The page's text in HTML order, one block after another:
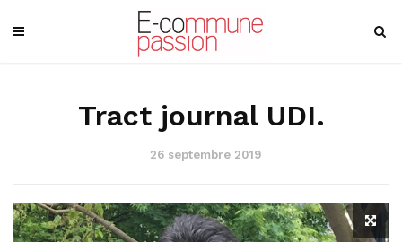
Tract journal UDI.
26 septembre 2019